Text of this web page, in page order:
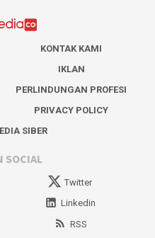
KONTAK KAMI
IKLAN
PERLINDUNGAN PROFESI
PRIVACY POLICY
SIBER
SOCIAL
Twitter
Linkedin
RSS